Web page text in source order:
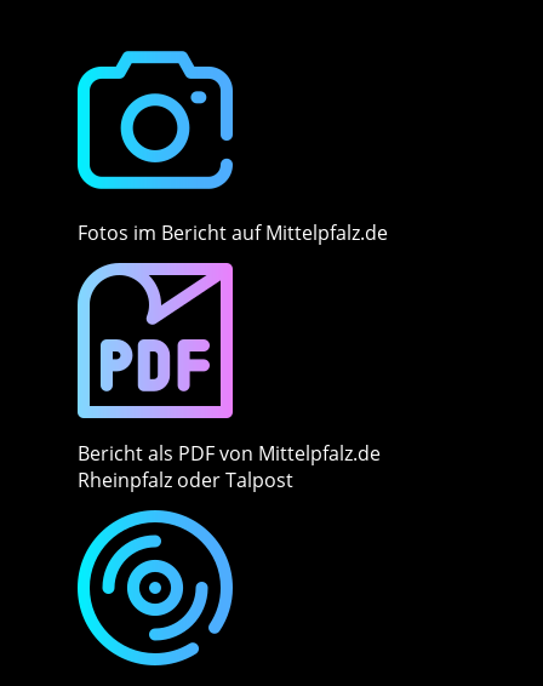
Fotos im Bericht auf Mittelpfalz.de
Bericht als PDF von Mittelpfalz.de
Rheinpfalz oder Talpost